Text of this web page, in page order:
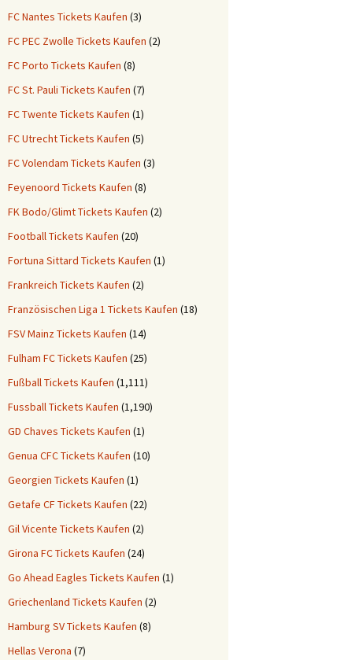
FC Nantes Tickets Kaufen (3)
FC PEC Zwolle Tickets Kaufen (2)
FC Porto Tickets Kaufen (8)
FC St. Pauli Tickets Kaufen (7)
FC Twente Tickets Kaufen (1)
FC Utrecht Tickets Kaufen (5)
FC Volendam Tickets Kaufen (3)
Feyenoord Tickets Kaufen (8)
FK Bodo/Glimt Tickets Kaufen (2)
Football Tickets Kaufen (20)
Fortuna Sittard Tickets Kaufen (1)
Frankreich Tickets Kaufen (2)
Französischen Liga 1 Tickets Kaufen (18)
FSV Mainz Tickets Kaufen (14)
Fulham FC Tickets Kaufen (25)
Fußball Tickets Kaufen (1,111)
Fussball Tickets Kaufen (1,190)
GD Chaves Tickets Kaufen (1)
Genua CFC Tickets Kaufen (10)
Georgien Tickets Kaufen (1)
Getafe CF Tickets Kaufen (22)
Gil Vicente Tickets Kaufen (2)
Girona FC Tickets Kaufen (24)
Go Ahead Eagles Tickets Kaufen (1)
Griechenland Tickets Kaufen (2)
Hamburg SV Tickets Kaufen (8)
Hellas Verona (7)